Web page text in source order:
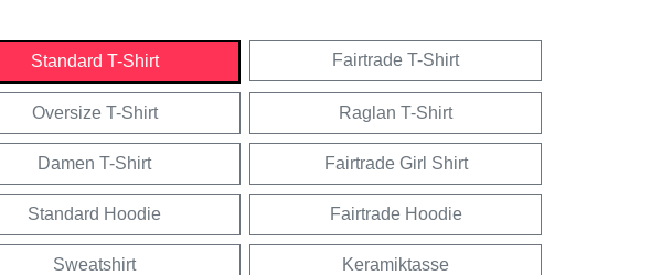
Standard T-Shirt Fairtrade T-Shirt
Oversize T-Shirt Raglan T-Shirt
Damen T-Shirt Fairtrade Girl Shirt
Standard Hoodie Fairtrade Hoodie
Sweatshirt Keramiktasse